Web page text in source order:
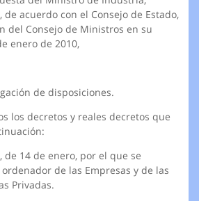
de acuerdo con el Consejo de Estado,
del Consejo de Ministros en su
enero de 2010,
de disposiciones.
los decretos y reales decretos que
de 14 de enero, por el que se
de las Empresas y de las
Privadas.